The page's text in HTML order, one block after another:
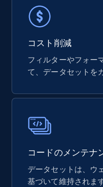
Digikey - Products
Description,
Datasheet url, Rohs
eCommerce
775+
mercadolivre.com.br
コスト削減
フィルターやフォー
て、データセットを
コードのメンテナ
データセットは、ウ
基づいて維持されま